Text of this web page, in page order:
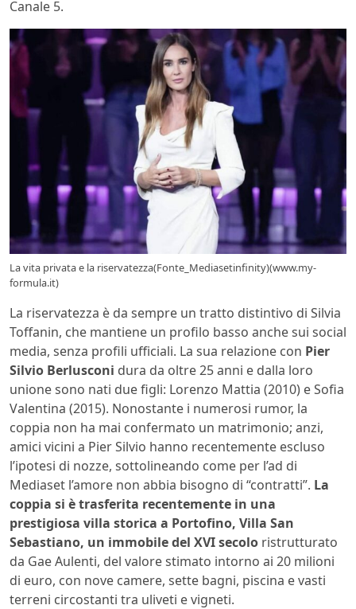
Canale 5.
La vita privata e la riservatezza(Fonte_Mediasetinfinity)(www.my-
formula.it)
La riservatezza è da sempre un tratto distintivo di Silvia
Toffanin, che mantiene un profilo basso anche sui social
media, senza profili ufficiali. La sua relazione con Pier
Silvio Berlusconi dura da oltre 25 anni e dalla loro
unione sono nati due figli: Lorenzo Mattia (2010) e Sofia
Valentina (2015). Nonostante i numerosi rumor, la
coppia non ha mai confermato un matrimonio; anzi,
amici vicini a Pier Silvio hanno recentemente escluso
l’ipotesi di nozze, sottolineando come per l’ad di
Mediaset l’amore non abbia bisogno di “contratti”. La
coppia si è trasferita recentemente in una
prestigiosa villa storica a Portofino, Villa San
Sebastiano, un immobile del XVI secolo ristrutturato
da Gae Aulenti, del valore stimato intorno ai 20 milioni
di euro, con nove camere, sette bagni, piscina e vasti
terreni circostanti tra uliveti e vigneti.